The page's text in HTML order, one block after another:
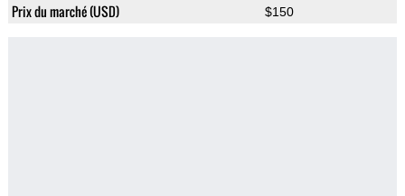
Prix du marché (USD) $150